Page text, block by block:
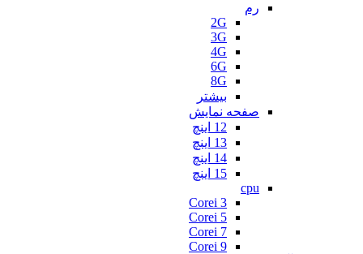
رم
2G
3G
4G
6G
8G
بیشتر
صفحه نمایش
12 اینچ
13 اینچ
14 اینچ
15 اینچ
cpu
Corei 3
Corei 5
Corei 7
Corei 9